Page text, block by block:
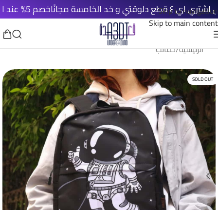
Skip to navigation
Skip to main content
خصم 5% عند الدفع الأونلاين خد الخامسة مجانًا
الرئيسية/حقائب
SOLD OUT